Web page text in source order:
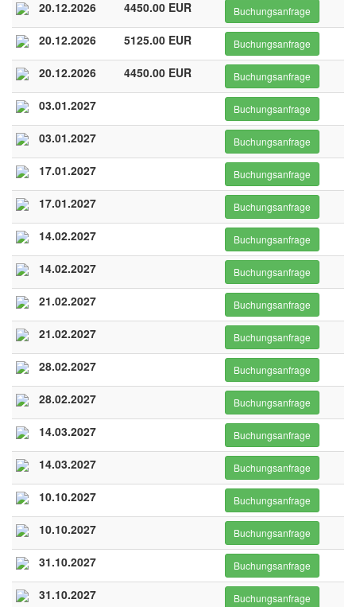
20.12.2026 4450.00 EUR Buchungsanfrage
20.12.2026 5125.00 EUR Buchungsanfrage
20.12.2026 4450.00 EUR Buchungsanfrage
03.01.2027 Buchungsanfrage
03.01.2027 Buchungsanfrage
17.01.2027 Buchungsanfrage
17.01.2027 Buchungsanfrage
14.02.2027 Buchungsanfrage
14.02.2027 Buchungsanfrage
21.02.2027 Buchungsanfrage
21.02.2027 Buchungsanfrage
28.02.2027 Buchungsanfrage
28.02.2027 Buchungsanfrage
14.03.2027 Buchungsanfrage
14.03.2027 Buchungsanfrage
10.10.2027 Buchungsanfrage
10.10.2027 Buchungsanfrage
31.10.2027 Buchungsanfrage
31.10.2027 Buchungsanfrage